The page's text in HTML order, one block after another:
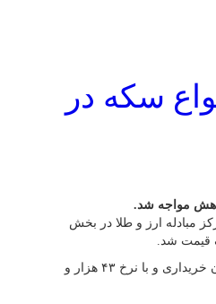
سکه در
مواجه شد.
مبادله ارز و طلا در بخش
دلار در ‌‌صرافی‌ها امروز در زمان تنظیم گزارش، به نرخ ۴۲ هزار و ۵۱۰ تومان خریداری و با نرخ ۴۳ هزار و